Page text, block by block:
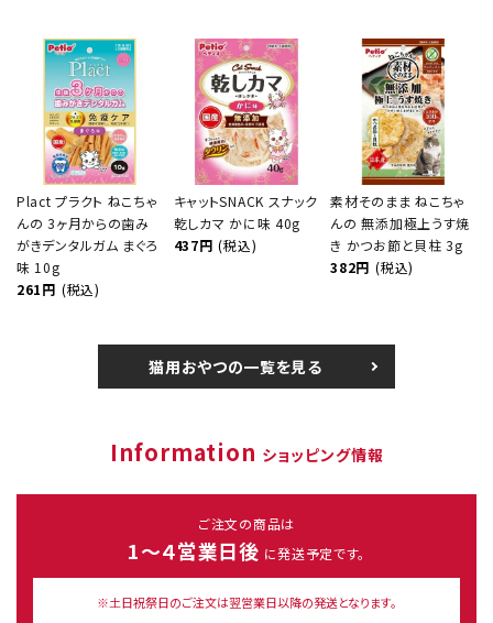
Plact プラクト ねこちゃ
んの 3ヶ月からの歯み
がきデンタルガム まぐろ
味 10g
261円 (税込)
キャットSNACK スナック
乾しカマ かに味 40g
437円 (税込)
素材そのまま ねこちゃ
んの 無添加極上うす焼
き かつお節と貝柱 3g
382円 (税込)
猫用おやつの一覧を見る
Information ショッピング情報
ご注文の商品は
1～４営業日後 に発送予定です。
※土日祝祭日のご注文は翌営業日以降の発送となります。